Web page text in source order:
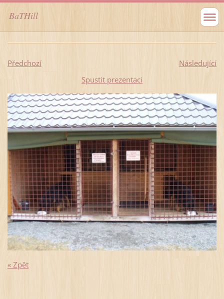
BaTHill
Předchozí
Následující
Spustit prezentaci
« Zpět